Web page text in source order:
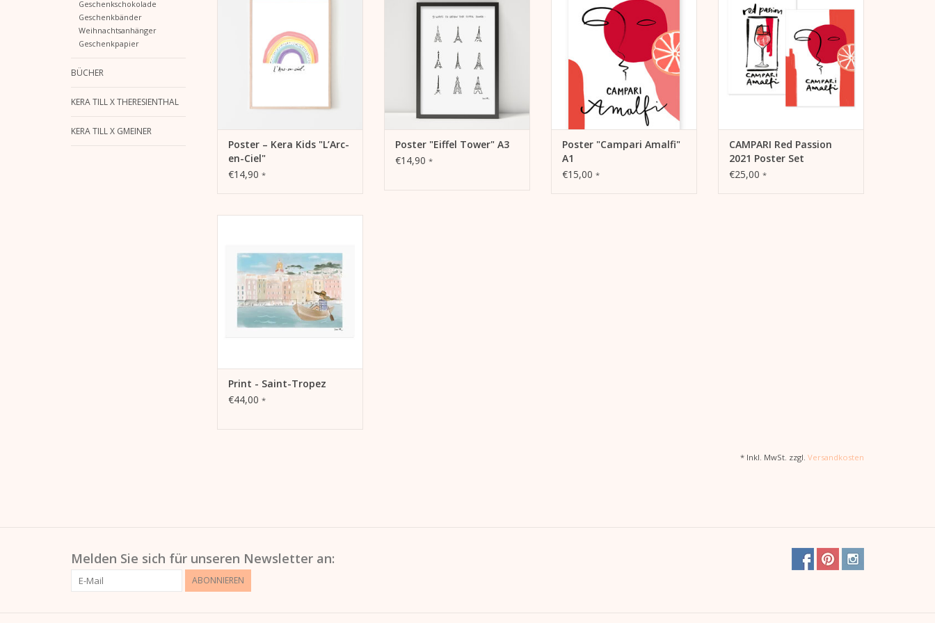
Geschenkschokolade
Geschenkbänder
Weihnachtsanhänger
Geschenkpapier
BÜCHER
KERA TILL X THERESIENTHAL
KERA TILL X GMEINER
- einseitig bedruckt
- Lieferung mit unbedrucktem
Karton hinterlegt in Plastikhülle,
Poster – Kera Kids "L’Arc-
en-Ciel"
€14,90 *
Hochformat, passend für viele
Bilderrahmen
- einseitig bedruckt (Digitaldruck)
- Lieferung mit unbedrucktem
Karton hinterlegt in Plastikhülle,
ohne Bilderrahmen
ZUM WARENKORB HINZUFÜGEN
Poster "Eiffel Tower" A3
€14,90 *
Campari
- 250 g Bilderdruckpapier matt
- im DinA1-Hochformat
- einseitig bedruckt (Offsetdruck)
- Lieferung gerollt
ZUM WARENKORB HINZUFÜGEN
Poster "Campari Amalfi"
A1
€15,00 *
Illustration "CAMPARI Red
Passion" gestaltet von Kera Till
für Campari
- 250 g Bilderdruckpapier matt
- im DinA1-Hochformat
- einseitig bedruckt (Offsetdruck)
- Lieferung gerollt
CAMPARI Red Passion
2021 Poster Set
€25,00 *
Extrarough Feinstpapier (270
g/m²)
297 mm x 420 mm
Limitiert auf 50 Stück
ZUM WARENKORB HINZUFÜGEN
Print - Saint-Tropez
€44,00 *
* Inkl. MwSt. zzgl. Versandkosten
Melden Sie sich für unseren Newsletter an:
ABONNIEREN